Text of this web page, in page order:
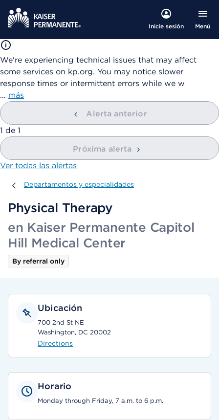
Inicie sesión Menú
We're experiencing technical issues that may affect
some services on kp.org. You may notice slower
response times or intermittent errors while we w
… más
Alerta anterior
mostrando
1 de 1
Próxima alerta
Ver todas las alertas
Departamentos y especialidades
Departamentos y especialidades
Physical Therapy
en Kaiser Permanente Capitol
Hill Medical Center
By referral only
Ubicación
700 2nd St NE
Washington, DC 20002
Directions
Horario
Monday through Friday, 7 a.m. to 6 p.m.